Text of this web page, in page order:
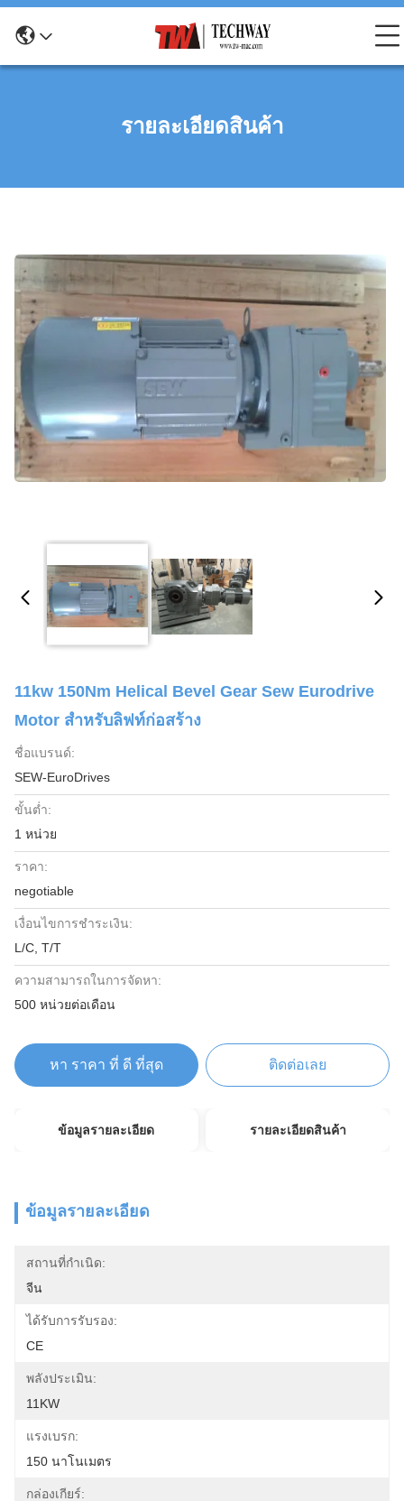
รายละเอียดสินค้า
11kw 150Nm Helical Bevel Gear Sew Eurodrive
Motor สําหรับลิฟท์ก่อสร้าง
ชื่อแบรนด์:
SEW-EuroDrives
ขั้นต่ำ:
1 หน่วย
ราคา:
negotiable
เงื่อนไขการชำระเงิน:
L/C, T/T
ความสามารถในการจัดหา:
500 หน่วยต่อเดือน
หา ราคา ที่ ดี ที่สุด ติดต่อเลย
ข้อมูลรายละเอียด รายละเอียดสินค้า
ข้อมูลรายละเอียด
สถานที่กำเนิด:
จีน
ได้รับการรับรอง:
CE
พลังประเมิน:
11KW
แรงเบรก:
150 นาโนเมตร
กล่องเกียร์: